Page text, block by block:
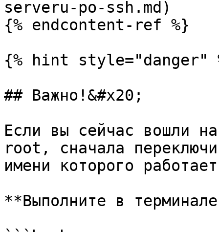
serveru-po-ssh.md)
{% endcontent-ref %}
{% hint style="danger"
## Важно!&#x20;
Если вы сейчас вошли
root, сначала
имени которого
**Выполните в